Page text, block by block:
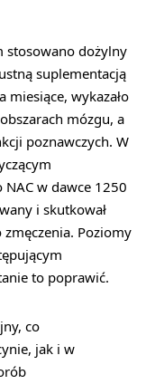
stosowano dożylny
suplementacją
miesiące, wykazało
mózgu, a
poznawczych. W
w dawce 1250
i skutkował
Poziomy
to poprawić.
co
jak i w